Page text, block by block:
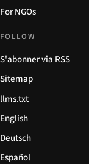
For NGOs
FOLLOW
S'abonner via RSS
Sitemap
llms.txt
English
Deutsch
Español